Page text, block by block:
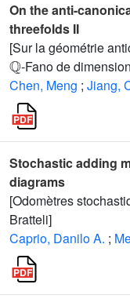
On the anti-
threefolds II
[Sur la géométrie
ℚ
-Fano de
Chen, Meng ; Jiang,
Stochastic adding
diagrams
[Odomètres
Bratteli]
Caprio, Danilo A. ;